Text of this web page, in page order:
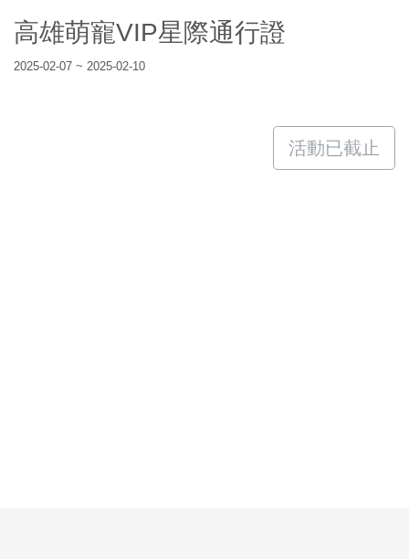
高雄萌寵VIP星際通行證
2025-02-07 ~ 2025-02-10
活動已截止